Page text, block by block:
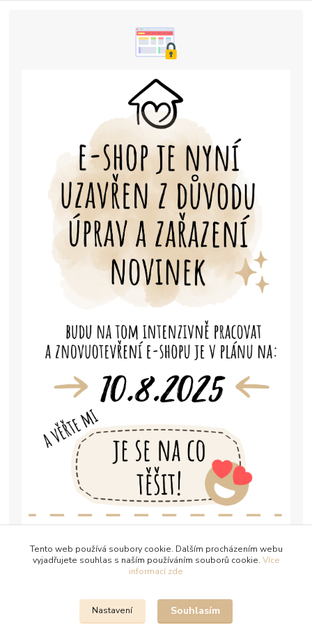
Tento web používá soubory cookie. Dalším procházením webu
vyjadřujete souhlas s naším používáním souborů cookie. Více
informací zde
Nastavení Souhlasím